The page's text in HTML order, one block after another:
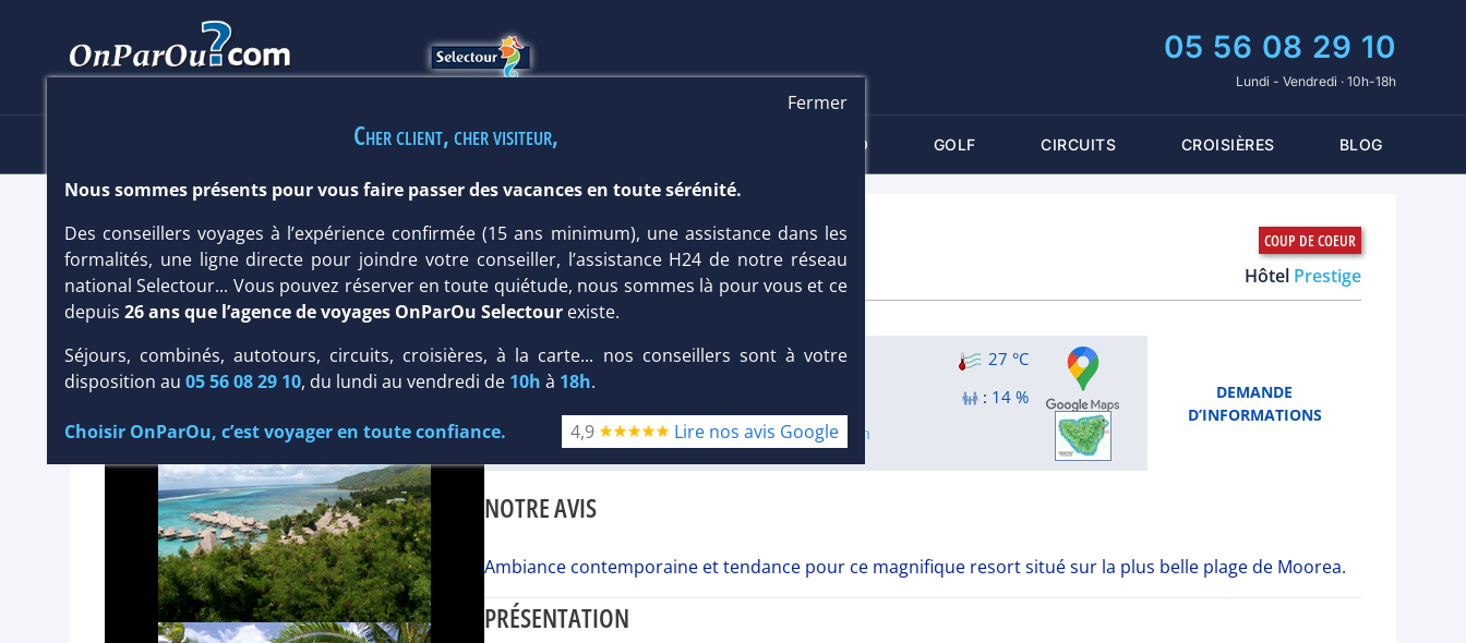
05 56 08 29 10
Lundi - Vendredi · 10h-18h
SÉJOURS MULTI-CRITÈRES THALASSO GOLF CIRCUITS CROISIÈRES BLOG
HÔTEL SOFITEL MOOREA IA ORA BEACH RESORT 5*
Polynésie/Ile de Moorea Hôtel Prestige
DEMANDE
D’INFORMATIONS
Infos météo : 29 °C 46 mm
27 °C
: 14 %
Infos golfs :
1 Distance depuis l'hôtel : 3.5 km
NOTRE AVIS
Ambiance contemporaine et tendance pour ce magnifique resort situé sur la plus belle plage de Moorea.
PRÉSENTATION
Fermer
Cher client, cher visiteur,
Nous sommes présents pour vous faire passer des vacances en toute sérénité.
Des conseillers voyages à l’expérience confirmée (15 ans minimum), une assistance dans les
formalités, une ligne directe pour joindre votre conseiller, l’assistance H24 de notre réseau
national Selectour... Vous pouvez réserver en toute quiétude, nous sommes là pour vous et ce
depuis 26 ans que l’agence de voyages OnParOu Selectourexiste.
Séjours, combinés, autotours, circuits, croisières, à la carte... nos conseillers sont à votre
disposition au 05 56 08 29 10, du lundi au vendredi de 10h à 18h.
Choisir OnParOu, c’est voyager en toute confiance. 4,9 Lire nos avis Google